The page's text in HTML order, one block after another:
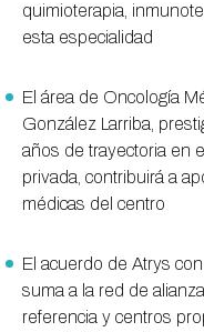
quimioterapia,
esta especialidad
El área de Oncología
González Larriba,
años de trayectoria en
privada, contribuirá a
médicas del centro
El acuerdo de Atrys
suma a la red de
referencia y centros